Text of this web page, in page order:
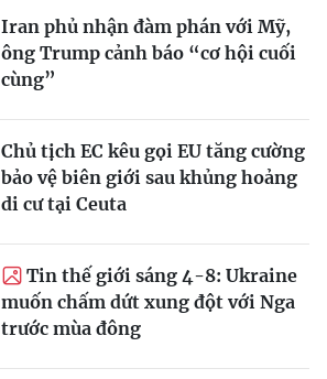
Iran phủ nhận đàm phán với Mỹ,
ông Trump cảnh báo “cơ hội cuối
cùng”
Chủ tịch EC kêu gọi EU tăng cường
bảo vệ biên giới sau khủng hoảng
di cư tại Ceuta
Tin thế giới sáng 4-8: Ukraine
muốn chấm dứt xung đột với Nga
trước mùa đông